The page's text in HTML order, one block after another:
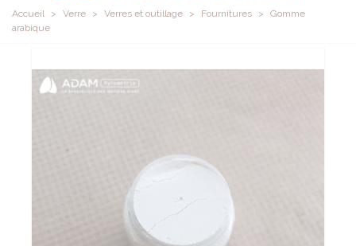
Accueil > Verre > Verres et outillage > Fournitures >
Gomme
arabique